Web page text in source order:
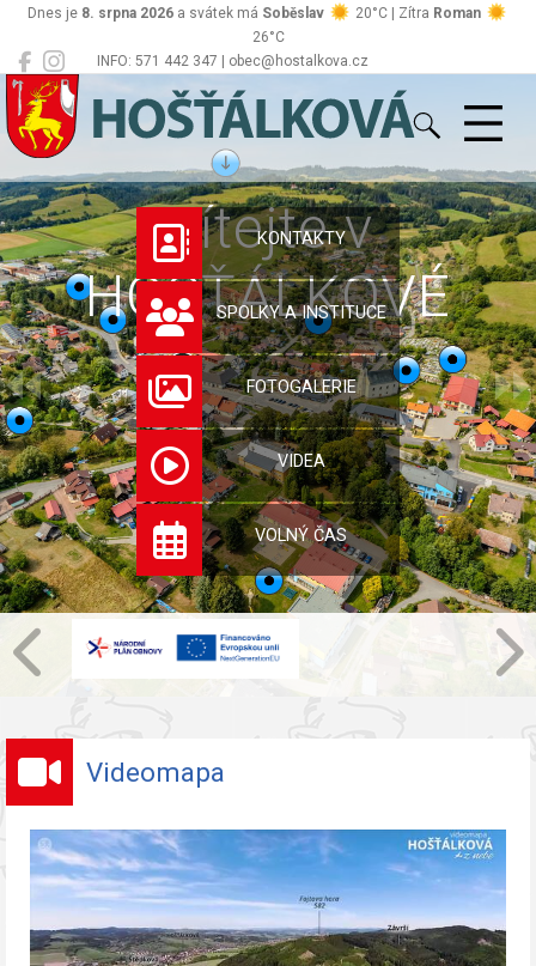
INFO: 571 442 347 | obec@hostalkova.cz
Dnes je 8. srpna 2026 a svátek má Soběslav 20°C | Zítra Roman
26°C
Hošťálková
Vítejte v
HOŠŤÁLKOVÉ
KONTAKTY
SPOLKY A INSTITUCE
FOTOGALERIE
VIDEA
VOLNÝ ČAS
Videomapa